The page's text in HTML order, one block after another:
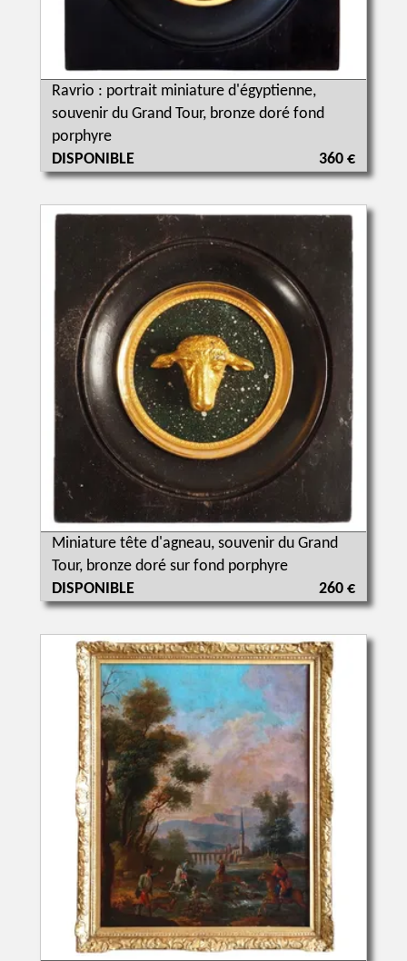
Ravrio : portrait miniature d'égyptienne,
souvenir du Grand Tour, bronze doré fond
porphyre
DISPONIBLE
360 €
Miniature tête d'agneau, souvenir du Grand
Tour, bronze doré sur fond porphyre
DISPONIBLE
260 €